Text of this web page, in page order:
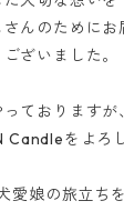
んのためにお
ざいました。
ておりますが、
Candleをよろ
愛娘の旅立ち